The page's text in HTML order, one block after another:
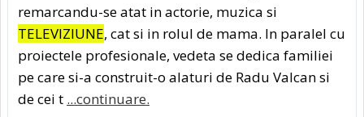
remarcandu-se atat in actorie, muzica si
TELEVIZIUNE, cat si in rolul de mama. In paralel cu
proiectele profesionale, vedeta se dedica familiei
pe care si-a construit-o alaturi de Radu Valcan si
de cei t ...continuare.